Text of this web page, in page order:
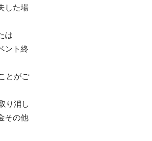
した場
は
ント終
とがご
り消し
その他